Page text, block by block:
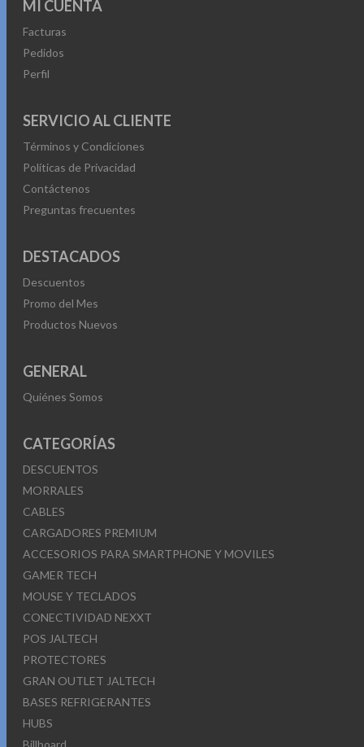
MI CUENTA
Facturas
Pedidos
Perfil
SERVICIO AL CLIENTE
Términos y Condiciones
Políticas de Privacidad
Contáctenos
Preguntas frecuentes
DESTACADOS
Descuentos
Promo del Mes
Productos Nuevos
GENERAL
Quiénes Somos
CATEGORÍAS
DESCUENTOS
MORRALES
CABLES
CARGADORES PREMIUM
ACCESORIOS PARA SMARTPHONE Y MOVILES
GAMER TECH
MOUSE Y TECLADOS
CONECTIVIDAD NEXXT
POS JALTECH
PROTECTORES
GRAN OUTLET JALTECH
BASES REFRIGERANTES
HUBS
Billboard